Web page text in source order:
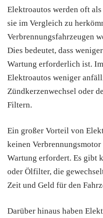
Elektroautos werden oft
sie im Vergleich zu
Verbrennungsfahrzeugen
Dies bedeutet, dass
Wartung erforderlich ist.
Elektroautos weniger
Zündkerzenwechsel oder
Filtern.
Ein großer Vorteil von
keinen
Wartung erfordert. Es gibt
oder Ölfilter, die
Zeit und Geld für den
Darüber hinaus haben